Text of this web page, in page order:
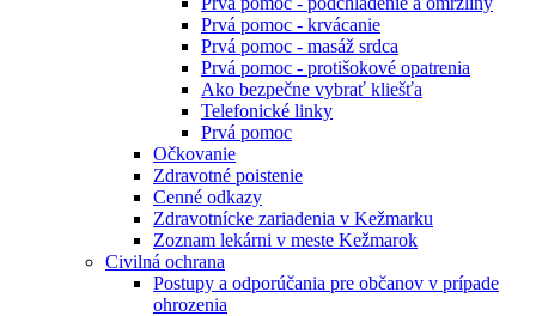
Prvá pomoc - krvácanie
Prvá pomoc - masáž srdca
Prvá pomoc - protišokové opatrenia
Ako bezpečne vybrať kliešťa
Telefonické linky
Prvá pomoc
Očkovanie
Zdravotné poistenie
Cenné odkazy
Zdravotnícke zariadenia v Kežmarku
Zoznam lekárni v meste Kežmarok
Civilná ochrana
Postupy a odporúčania pre občanov v prípade
ohrozenia